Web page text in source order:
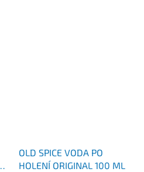
OLD SPICE VODA PO
HOLENÍ ORIGINAL 100 ML